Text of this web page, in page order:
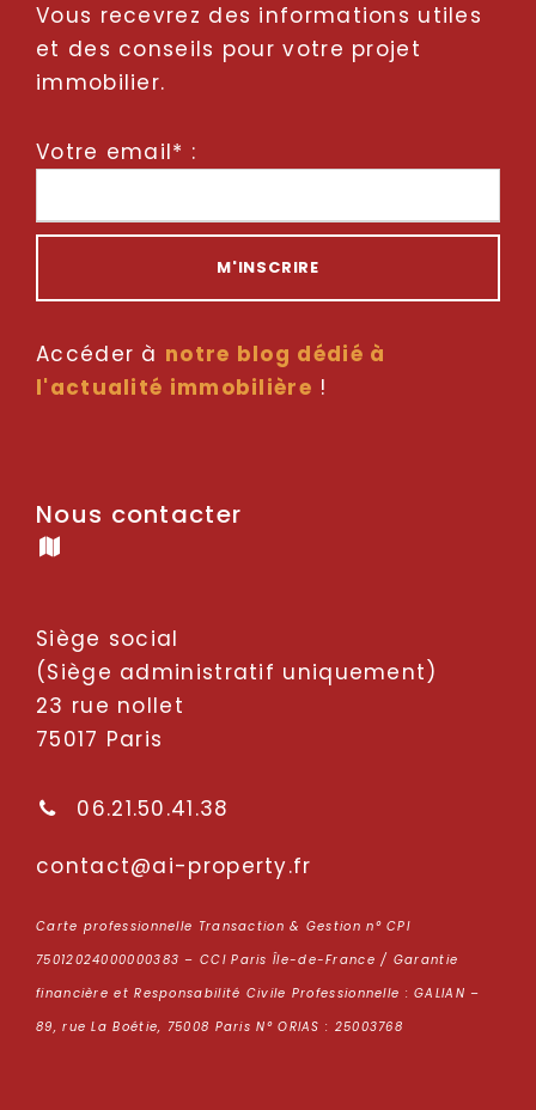
Vous recevrez des informations utiles
et des conseils pour votre projet
immobilier.
Votre email* :
Accéder à notre blog dédié à
l'actualité immobilière !
Nous contacter
Siège social
(Siège administratif uniquement)
23 rue nollet
75017 Paris
06.21.50.41.38
rf.yt
repor
p-ia@
tcatn
oc
Carte professionnelle Transaction & Gestion n° CPI
75012024000000383 – CCI Paris Île-de-France / Garantie
financière et Responsabilité Civile Professionnelle : GALIAN –
89, rue La Boétie, 75008 Paris N° ORIAS : 25003768